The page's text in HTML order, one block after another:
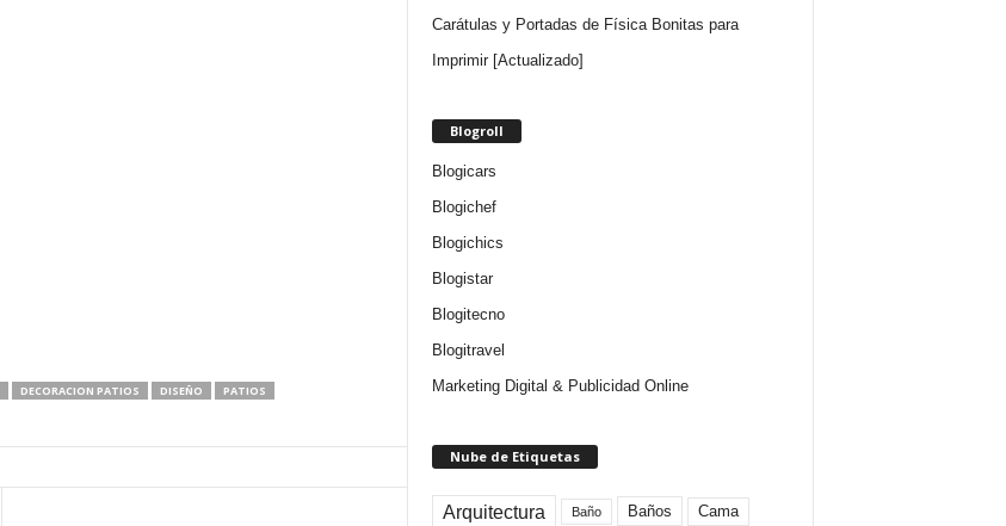
DECORACION PATIOS DISEÑO
PATIOS
Carátulas y Portadas de Física Bonitas para
Imprimir [Actualizado]
Blogroll
Blogicars
Blogichef
Blogichics
Blogistar
Blogitecno
Blogitravel
Marketing Digital & Publicidad Online
Nube de Etiquetas
Arquitectura Baño Baños Cama